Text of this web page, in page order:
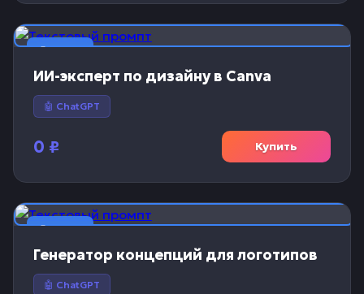
📝 Текст
ИИ-эксперт по дизайну в Canva
🤖 ChatGPT
0 ₽ Купить
📝 Текст
Генератор концепций для логотипов
🤖 ChatGPT